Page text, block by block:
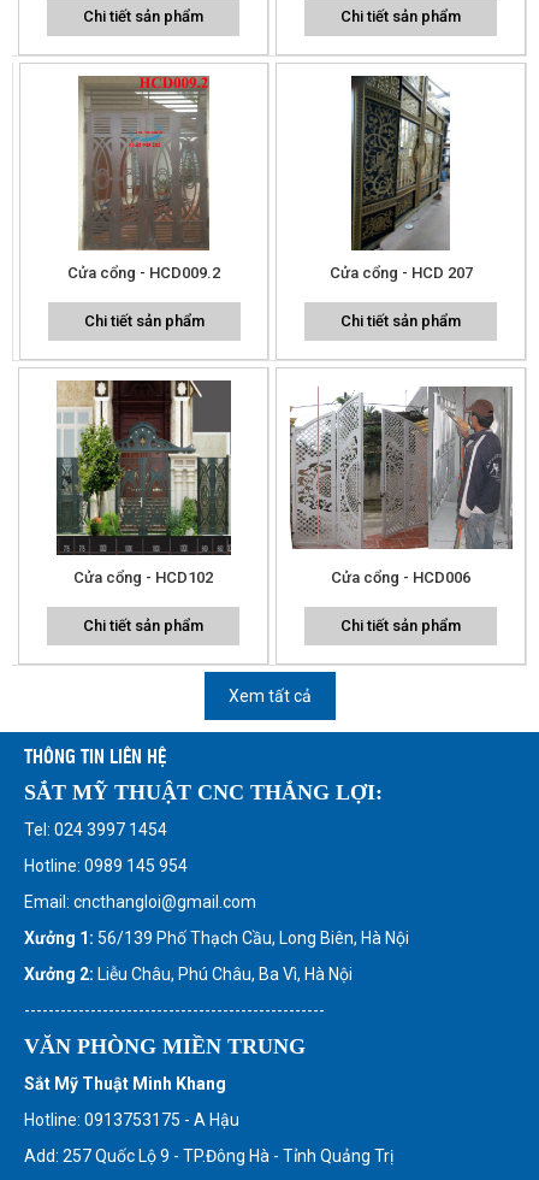
Chi tiết sản phẩm Chi tiết sản phẩm
Cửa cổng - HCD009.2
Chi tiết sản phẩm
Cửa cổng - HCD 207
Chi tiết sản phẩm
Cửa cổng - HCD102
Chi tiết sản phẩm
Cửa cổng - HCD006
Chi tiết sản phẩm
Xem tất cả
THÔNG TIN LIÊN HỆ
SẮT MỸ THUẬT CNC THẮNG LỢI:
Tel: 024 3997 1454
Hotline: 0989 145 954
Email: cncthangloi@gmail.com
Xưởng 1: 56/139 Phố Thạch Cầu, Long Biên, Hà Nội
Xưởng 2: Liễu Châu, Phú Châu, Ba Vì, Hà Nội
--------------------------------------------------
VĂN PHÒNG MIỀN TRUNG
Sắt Mỹ Thuật Minh Khang
Hotline: 0913753175 - A Hậu
Add: 257 Quốc Lộ 9 - TP.Đông Hà - Tỉnh Quảng Trị